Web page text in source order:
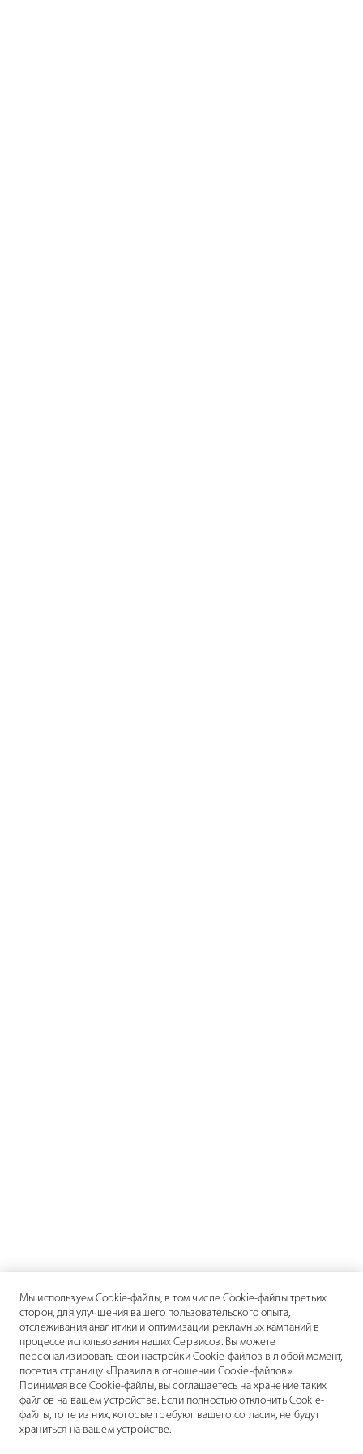
Мы используем Cookie-файлы, в том числе Cookie-файлы третьих
сторон, для улучшения вашего пользовательского опыта,
отслеживания аналитики и оптимизации рекламных кампаний в
процессе использования наших Сервисов. Вы можете
персонализировать свои настройки Cookie-файлов в любой момент,
посетив страницу «Правила в отношении Cookie-файлов».
Принимая все Cookie-файлы, вы соглашаетесь на хранение таких
файлов на вашем устройстве. Если полностью отклонить Cookie-
файлы, то те из них, которые требуют вашего согласия, не будут
храниться на вашем устройстве.